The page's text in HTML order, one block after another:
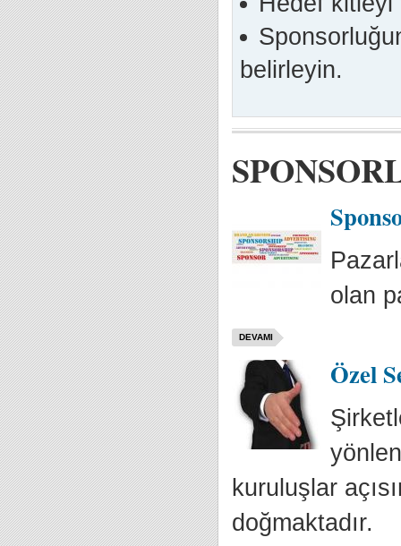
belirleyin.
olan
DEVAMI
Özel
kuruluşlar
doğmaktadır.